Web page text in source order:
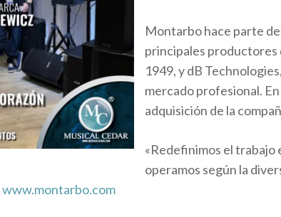
Montarbo hace parte
principales productores
1949, y dB
mercado profesional.
adquisición de la
«Redefinimos el trabajo
operamos según la
www.montarbo.com